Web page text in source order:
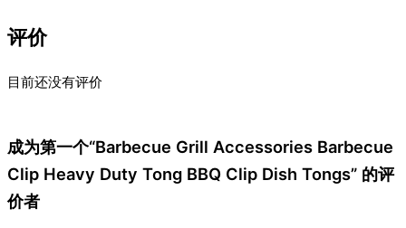
评价
目前还没有评价
成为第一个“Barbecue Grill Accessories Barbecue
Clip Heavy Duty Tong BBQ Clip Dish Tongs” 的评
价者